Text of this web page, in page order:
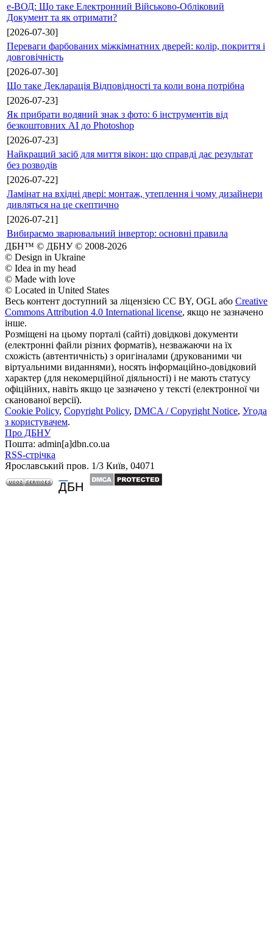
е-ВОД: Що таке Електронний Військово-Обліковий
Документ та як отримати?
[2026-07-30]
Переваги фарбованих міжкімнатних дверей: колір, покриття і
довговічність
[2026-07-30]
Що таке Декларація Відповідності та коли вона потрібна
[2026-07-23]
Як прибрати водяний знак з фото: 6 інструментів від
безкоштовних AI до Photoshop
[2026-07-23]
Найкращий засіб для миття вікон: що справді дає результат
без розводів
[2026-07-22]
Ламінат на вхідні двері: монтаж, утеплення і чому дизайнери
дивляться на це скептично
[2026-07-21]
Вибираємо зварювальний інвертор: основні правила
ДБН™ © ДБНУ © 2008-2026
© Design in Ukraine
© Idea in my head
© Made with love
© Located in United States
Весь контент доступний за ліцензією CC BY, OGL або Creative
Commons Attribution 4.0 International license, якщо не зазначено
інше.
Розміщені на цьому порталі (сайті) довідкові документи
(електронні файли різних форматів), незважаючи на їх
схожість (автентичність) з оригіналами (друкованими чи
віртуальними виданнями), носять інформаційно-довідковий
характер (для некомерційної діяльності) і не мають статусу
офіційних, навіть якщо це зазначено у тексті (електронної чи
сканованої версії).
Cookie Policy, Copyright Policy, DMCA / Copyright Notice, Угода
з користувачем.
Про ДБНУ
Пошта: admin[а]dbn.co.ua
RSS-стрічка
Ярославський пров. 1/3 Київ, 04071